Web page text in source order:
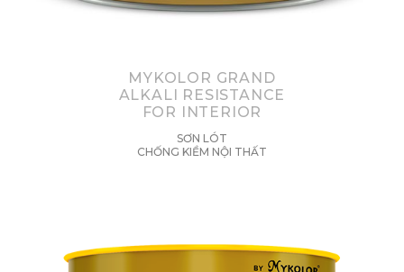
MYKOLOR GRAND
ALKALI RESISTANCE
FOR INTERIOR
SƠN LÓT
CHỐNG KIỀM NỘI THẤT